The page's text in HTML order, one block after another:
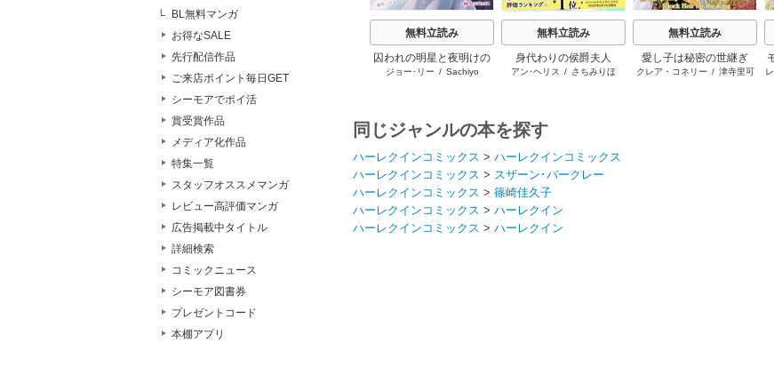
BL無料マンガ
お得なSALE
先行配信作品
ご来店ポイント毎日GET
シーモアでポイ活
賞受賞作品
メディア化作品
特集一覧
スタッフオススメマンガ
レビュー高評価マンガ
広告掲載中タイトル
詳細検索
コミックニュース
シーモア図書券
プレゼントコード
本棚アプリ
無料立読み
囚われの明星と夜明けの
シュヴァリエ
ジョー･リー / Sachiyo
無料立読み
身代わりの侯爵夫人
アン･ヘリス / さちみりほ
無料立読み
愛し子は秘密の世継ぎ
クレア・コネリー / 津寺里可
同じジャンルの本を探す
ハーレクインコミックス > ハーレクインコミックス
ハーレクインコミックス > スザーン･バークレー
ハーレクインコミックス > 篠崎佳久子
ハーレクインコミックス > ハーレクイン
ハーレクインコミックス > ハーレクイン